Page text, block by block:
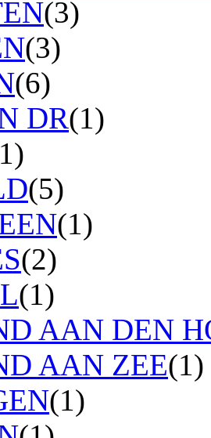
(3)
(3)
(6)
DR(1)
(5)
(1)
(2)
(1)
AAN DEN
AAN ZEE(1)
(1)